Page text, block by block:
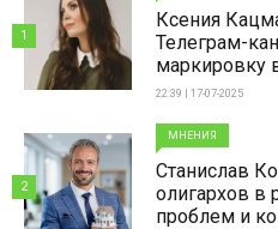
Ксения
Телеграм-
маркировку
22:39 | 17-07-2025
1
МНЕНИЯ
Станислав
олигархов в
проблем и
2